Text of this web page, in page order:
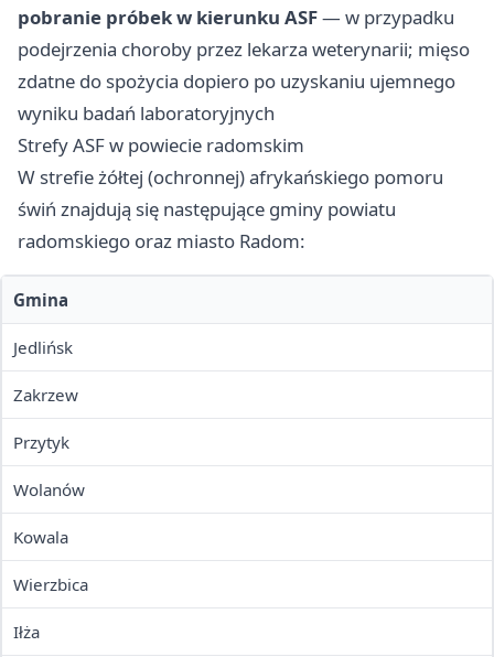
pobranie próbek w kierunku ASF— w przypadku
podejrzenia choroby przez lekarza weterynarii; mięso
zdatne do spożycia dopiero po uzyskaniu ujemnego
wyniku badań laboratoryjnych
Strefy ASF w powiecie radomskim
W strefie żółtej (ochronnej) afrykańskiego pomoru
świń znajdują się następujące gminy powiatu
radomskiego oraz miasto Radom:
Gmina
Jedlińsk
Zakrzew
Przytyk
Wolanów
Kowala
Wierzbica
Iłża